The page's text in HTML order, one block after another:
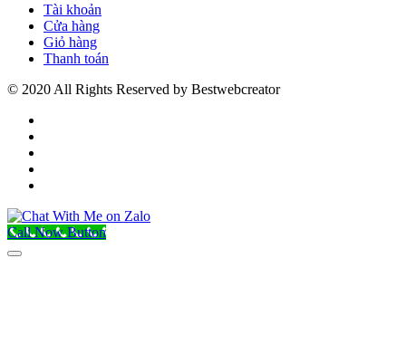
Tài khoản
Cửa hàng
Giỏ hàng
Thanh toán
© 2020 All Rights Reserved by Bestwebcreator
Call Now Button